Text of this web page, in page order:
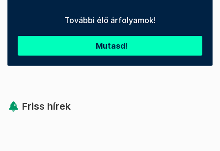
További élő árfolyamok!
Mutasd!
Friss hírek